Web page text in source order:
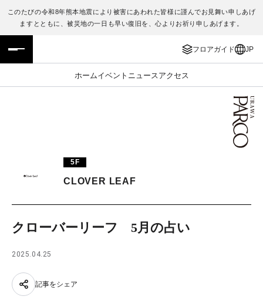
このたびの令和8年熊本地震により被害にあわれた皆様に謹んでお見舞い申しあげ
ますとともに、被災地の一日も早い復旧を、心よりお祈り申しあげます。
フロアガイド JP
ホームイベント ニュース アクセス
フロアガイド
施設案内・アクセス
TAX FREE
ENGLISH
繁体字
日本語
5F
CLOVER LEAF
クローバーリーフ 5月の占い
2025.04.25
記事をシェア